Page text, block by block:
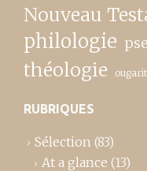
Nouveau
philologie
théologie
RUBRIQUES
Sélection (83)
At a glance (13)